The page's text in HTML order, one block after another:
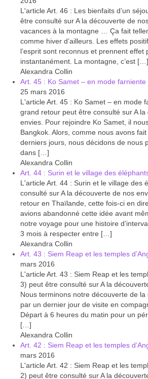
Laos
Carte du Laos
Laos – infos
Paludisme au Laos
Les articles du Laos
Vietnam
Carte du Vietnam
Vietnam – Infos
Paludisme au Vietnam
Les articles du Vietnam
Cambodge
Carte du Cambodge
Cambodge – Infos
Toutes à l’école
Paludisme au Cambodge
Les articles du Cambodge
France
Carte de la France
L'article Art. 46 : Les bienfaits d’un
être consulté sur A la découverte de
vacances à la montagne … Ça fait
comme hiver d’ailleurs. Les effets
l’esprit sont reconnus et prennent effet
instantanément. La montagne, c’est […]
Alexandra Collin
Art. 45 : Ko Samet – en mode
25 mars 2016
L'article Art. 45 : Ko Samet – en mode
grand retour peut être consulté sur A
envies. Pour rejoindre Ko Samet, il
Bangkok. Alors, comme nous avons
derniers jours, nous décidons de nous
dans […]
Alexandra Collin
Art. 44 : Surin et le village des
L'article Art. 44 : Surin et le village des
consulté sur A la découverte de nos
retour en Thaïlande, cette fois-ci en
avions abandonné cette idée avant
notre voyage pour une histoire
3 mois à respecter entre […]
Alexandra Collin
Art. 43 : Siem Reap et les temples
mars 2016
L'article Art. 43 : Siem Reap et les
3) peut être consulté sur A la
Nous terminons notre découverte de
par un dernier jour de visite en
Départ à 6 heures du matin pour un
[…]
Alexandra Collin
Art. 42 : Siem Reap et les temples
mars 2016
L'article Art. 42 : Siem Reap et les
2) peut être consulté sur A la